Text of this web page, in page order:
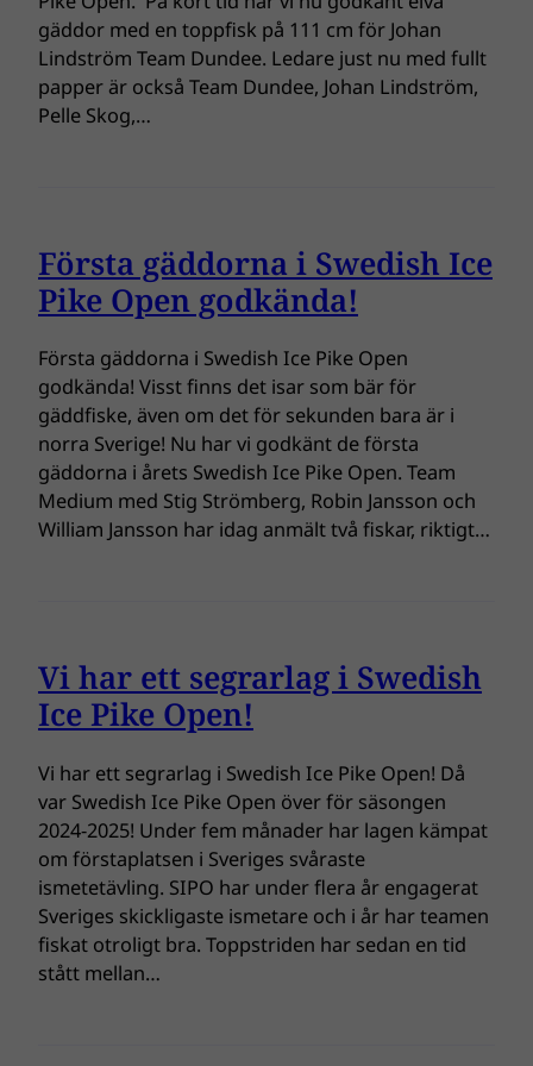
gäddor med en toppfisk på 111 cm för Johan
Lindström Team Dundee. Ledare just nu med fullt
papper är också Team Dundee, Johan Lindström,
Pelle Skog,…
Första gäddorna i Swedish Ice
Pike Open godkända!
Första gäddorna i Swedish Ice Pike Open
godkända! Visst finns det isar som bär för
gäddfiske, även om det för sekunden bara är i
norra Sverige! Nu har vi godkänt de första
gäddorna i årets Swedish Ice Pike Open. Team
Medium med Stig Strömberg, Robin Jansson och
William Jansson har idag anmält två fiskar, riktigt…
Vi har ett segrarlag i Swedish
Ice Pike Open!
Vi har ett segrarlag i Swedish Ice Pike Open! Då
var Swedish Ice Pike Open över för säsongen
2024-2025! Under fem månader har lagen kämpat
om förstaplatsen i Sveriges svåraste
ismetetävling. SIPO har under flera år engagerat
Sveriges skickligaste ismetare och i år har teamen
fiskat otroligt bra. Toppstriden har sedan en tid
stått mellan…